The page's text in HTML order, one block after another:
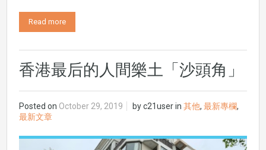
Read more
香港最后的人間樂土「沙頭角」
Posted on October 29, 2019 byc21userin其他,最新專欄,
最新文章